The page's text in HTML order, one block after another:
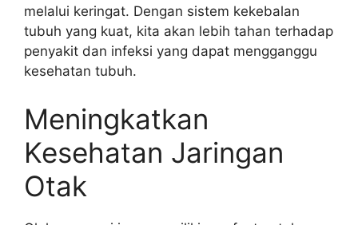
melalui keringat. Dengan sistem kekebalan
tubuh yang kuat, kita akan lebih tahan terhadap
penyakit dan infeksi yang dapat mengganggu
kesehatan tubuh.
Meningkatkan
Kesehatan Jaringan
Otak